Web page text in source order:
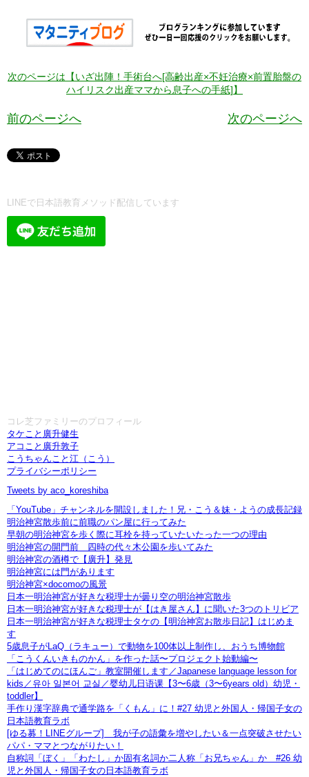
次のページは【いざ出陣！手術台へ[高齢出産×不妊治療×前置胎盤の
ハイリスク出産ママから息子への手紙]】
前のページへ 次のページへ
LINEで日本語教育メソッド配信しています
コレ芝ファミリーのプロフィール
タケこと廣升健生
アコこと廣升敦子
こうちゃんこと江（こう）
プライバシーポリシー
Tweets by aco_koreshiba
「YouTube」チャンネルを開設しました！兄・こう＆妹・ようの成長記録
明治神宮散歩前に前職のパン屋に行ってみた
早朝の明治神宮を歩く際に耳栓を持っていたいたった一つの理由
明治神宮の開門前 四時の代々木公園を歩いてみた
明治神宮の酒樽で【廣升】発見
明治神宮には門があります
明治神宮×docomoの風景
日本一明治神宮が好きな税理士が曇り空の明治神宮散歩
日本一明治神宮が好きな税理士が【はき屋さん】に聞いた3つのトリビア
日本一明治神宮が好きな税理士タケの【明治神宮お散歩日記】はじめま
す
5歳息子がLaQ（ラキュー）で動物を100体以上制作し、おうち博物館
「こうくんいきものかん」を作った話〜プロジェクト始動編〜
「はじめてのにほんご」教室開催します／Japanese language lesson for
kids／유아 일본어 교실／婴幼儿日语课【3〜6歳（3〜6years old）幼児・
toddler】
手作り漢字辞典で通学路を「くもん」に！#27 幼児と外国人・帰国子女の
日本語教育ラボ
[ゆる募！LINEグループ] 我が子の語彙を増やしたい＆一点突破させたい
パパ・ママとつながりたい！
自称詞「ぼく」「わたし」か固有名詞か二人称「お兄ちゃん」か #26 幼
児と外国人・帰国子女の日本語教育ラボ